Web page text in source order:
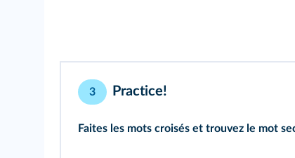
3 Practice!
Faites les mots croisés et trouvez le mot